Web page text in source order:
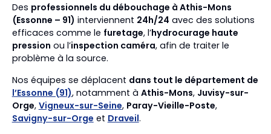
Des professionnels du débouchage à Athis-Mons
(Essonne – 91) interviennent 24h/24 avec des solutions
efficaces comme le furetage, l’hydrocurage haute
pression ou l’inspection caméra, afin de traiter le
problème à la source.
Nos équipes se déplacent dans tout le département de
l’Essonne (91), notamment à Athis-Mons, Juvisy-sur-
Orge, Vigneux-sur-Seine, Paray-Vieille-Poste,
Savigny-sur-Orge et Draveil.